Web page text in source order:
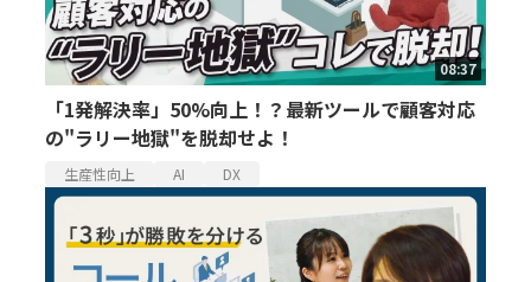
08:37
「1発解決率」50%向上！？最新ツールで顧客対応
の"ラリー地獄"を脱却せよ！
生産性向上 AI DX